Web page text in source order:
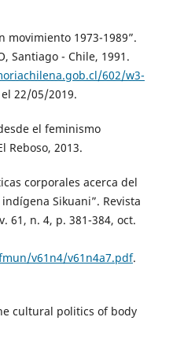
movimiento 1973-1989”.
Santiago - Chile, 1991.
602/w3-
22/05/2019.
el feminismo
Reboso, 2013.
corporales acerca del
Sikuani”. Revista
61, n. 4, p. 381-384, oct.
v61n4/v61n4a7.pdf.
cultural politics of body